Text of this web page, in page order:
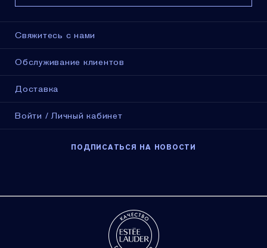
Свяжитесь с нами
Обслуживание клиентов
Доставка
Войти / Личный кабинет
ПОДПИСАТЬСЯ НА НОВОСТИ